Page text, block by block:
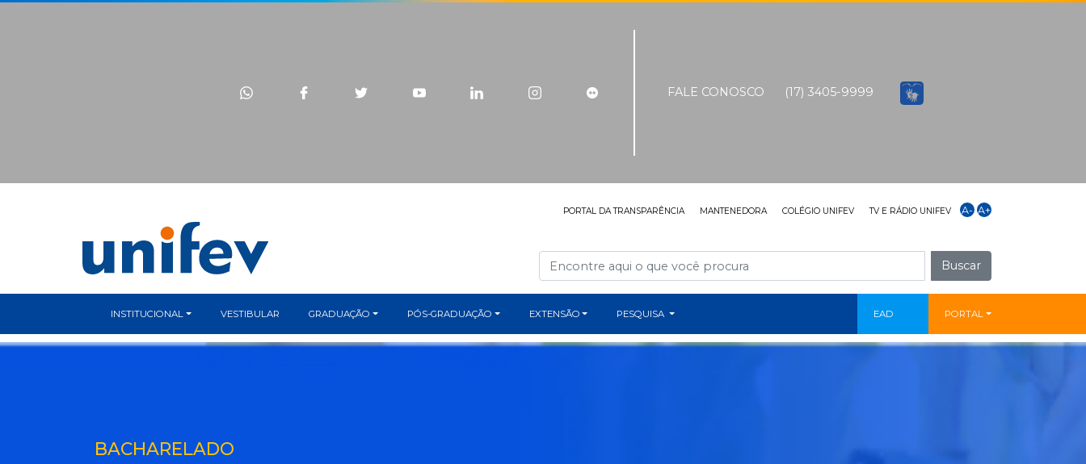
FALE CONOSCO (17) 3405-9999
PORTAL DA TRANSPARÊNCIA MANTENEDORA COLÉGIO UNIFEV TV E RÁDIO UNIFEV A- A+
Buscar
INSTITUCIONAL VESTIBULAR GRADUAÇÃO PÓS-GRADUAÇÃO EXTENSÃO PESQUISA EAD PORTAL
BACHARELADO